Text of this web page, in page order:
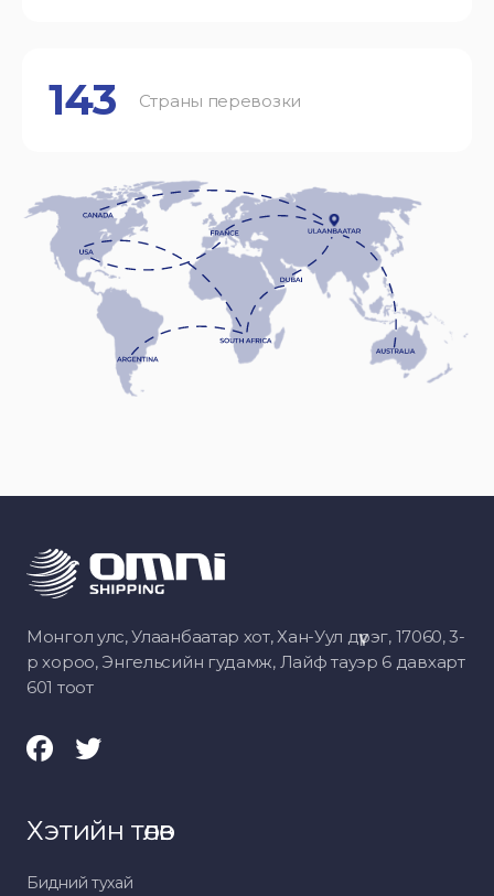
143 Страны перевозки
Монгол улс, Улаанбаатар хот, Хан-Уул дүүрэг, 17060, 3-
р хороо, Энгельсийн гудамж, Лайф тауэр 6 давхарт
601 тоот
Хэтийн төлөв
Бидний тухай